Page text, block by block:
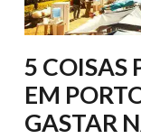
5 COISAS
EM
GASTAR